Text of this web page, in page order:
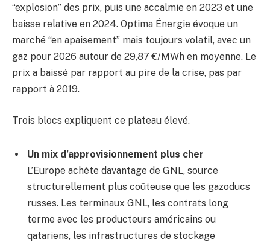
“explosion” des prix, puis une accalmie en 2023 et une
baisse relative en 2024. Optima Énergie évoque un
marché “en apaisement” mais toujours volatil, avec un
gaz pour 2026 autour de 29,87 €/MWh en moyenne. Le
prix a baissé par rapport au pire de la crise, pas par
rapport à 2019.
Trois blocs expliquent ce plateau élevé.
Un mix d’approvisionnement plus cher
L’Europe achète davantage de GNL, source
structurellement plus coûteuse que les gazoducs
russes. Les terminaux GNL, les contrats long
terme avec les producteurs américains ou
qatariens, les infrastructures de stockage